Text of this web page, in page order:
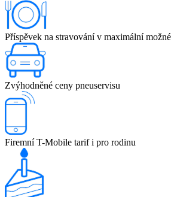
Příspěvek na stravování v maximální
Zvýhodněné ceny pneuservisu
Firemní T-Mobile tarif i pro rodinu